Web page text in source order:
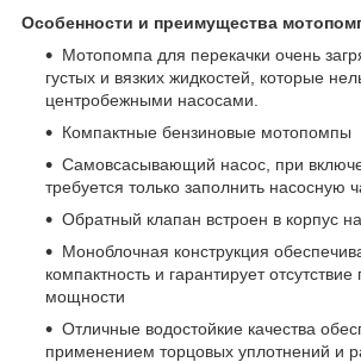
Особенности и преимущества
Мотопомпа для перекачки очень
густых и вязких жидкостей, которые
центробежными насосами.
Компактные бензиновые мотопомпы
Самовсасывающий насос, при
требуется только заполнить насосную
Обратный клапан встроен в корпус
Моноблочная конструкция
компактность и гарантирует отсутствие
мощности
Отличные водостойкие качества
применением торцовых уплотнений и